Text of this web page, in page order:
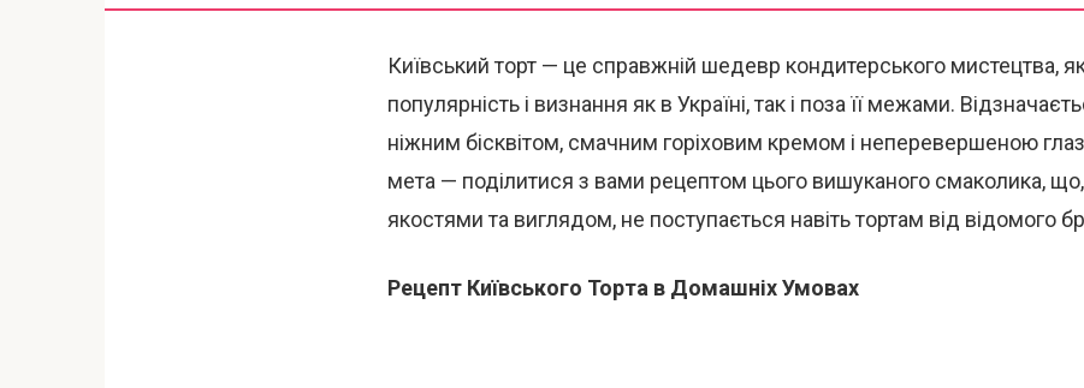
Київський торт — це справжній шедевр кондитерського мистецтва,
популярність і визнання як в Україні, так і поза її межами.
ніжним бісквітом, смачним горіховим кремом і неперевершеною
мета — поділитися з вами рецептом цього вишуканого смаколика,
якостями та виглядом, не поступається навіть тортам від відомого
Рецепт Київського Торта в Домашніх Умовах